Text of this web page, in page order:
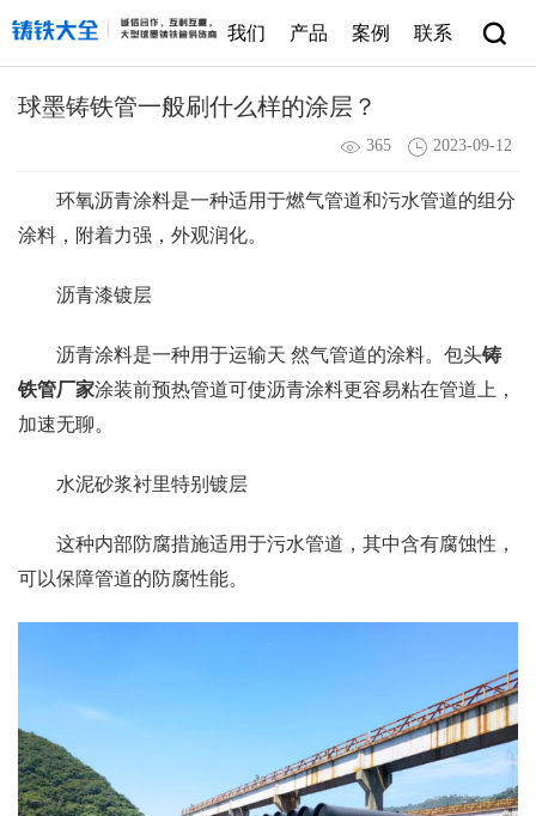
我们 产品 案例 联系
球墨铸铁管一般刷什么样的涂层？
365 2023-09-12
环氧沥青涂料是一种适用于燃气管道和污水管道的组分
涂料，附着力强，外观润化。
沥青漆镀层
沥青涂料是一种用于运输天 然气管道的涂料。包头铸
铁管厂家涂装前预热管道可使沥青涂料更容易粘在管道上，
加速无聊。
水泥砂浆衬里特别镀层
这种内部防腐措施适用于污水管道，其中含有腐蚀性，
可以保障管道的防腐性能。